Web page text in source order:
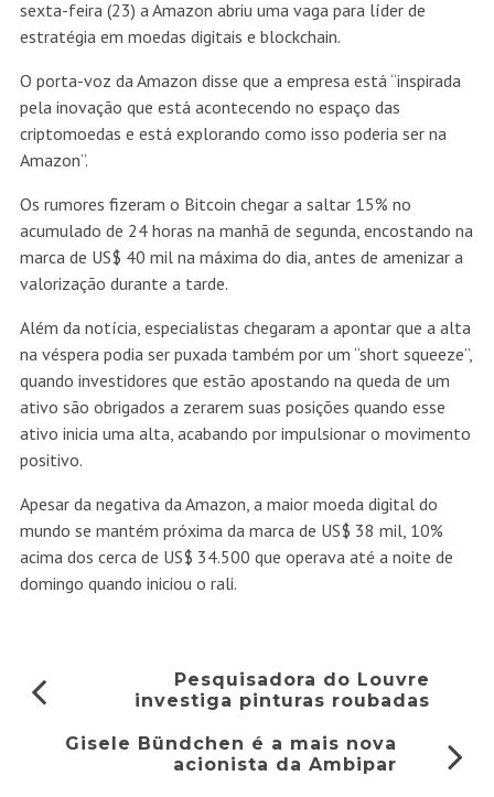
sexta-feira (23) a Amazon abriu uma vaga para líder de
estratégia em moedas digitais e blockchain.
O porta-voz da Amazon disse que a empresa está “inspirada
pela inovação que está acontecendo no espaço das
criptomoedas e está explorando como isso poderia ser na
Amazon”.
Os rumores fizeram o Bitcoin chegar a saltar 15% no
acumulado de 24 horas na manhã de segunda, encostando na
marca de US$ 40 mil na máxima do dia, antes de amenizar a
valorização durante a tarde.
Além da notícia, especialistas chegaram a apontar que a alta
na véspera podia ser puxada também por um “short squeeze”,
quando investidores que estão apostando na queda de um
ativo são obrigados a zerarem suas posições quando esse
ativo inicia uma alta, acabando por impulsionar o movimento
positivo.
Apesar da negativa da Amazon, a maior moeda digital do
mundo se mantém próxima da marca de US$ 38 mil, 10%
acima dos cerca de US$ 34.500 que operava até a noite de
domingo quando iniciou o rali.
Pesquisadora do Louvre
investiga pinturas roubadas
Gisele Bündchen é a mais nova
acionista da Ambipar